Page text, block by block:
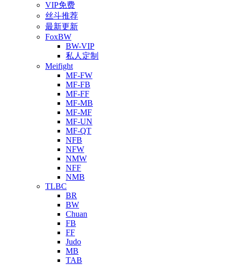
VIP免费
丝斗推荐
最新更新
FoxBW
BW-VIP
私人定制
Meifight
MF-FW
MF-FB
MF-FF
MF-MB
MF-MF
MF-UN
MF-QT
NFB
NFW
NMW
NFF
NMB
TLBC
BR
BW
Chuan
FB
FF
Judo
MB
TAB